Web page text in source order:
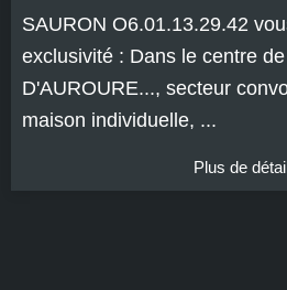
SAURON O6.01.13.29.42
exclusivité : Dans le centre
D'AUROURE..., secteur
maison individuelle, ...
Plus de